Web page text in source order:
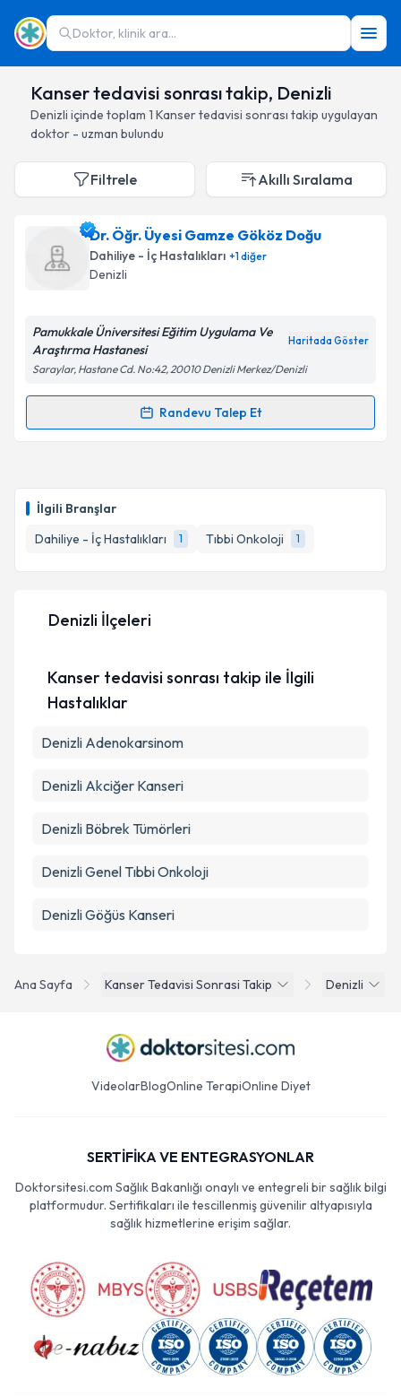
Doktor, klinik ara...
Kanser tedavisi sonrası takip, Denizli
Denizli içinde toplam 1 Kanser tedavisi sonrası takip uygulayan
doktor - uzman bulundu
İlgili Branşlar
Dahiliye - İç Hastalıkları
1 Tıbbi Onkoloji 1
Filtrele Akıllı Sıralama
Dr. Öğr. Üyesi Gamze Gököz Doğu
Dahiliye - İç Hastalıkları +1diğer
Denizli
Pamukkale Üniversitesi Eğitim Uygulama Ve
Araştırma Hastanesi
Haritada Göster
Saraylar, Hastane Cd. No:42, 20010 Denizli Merkez/Denizli
Randevu Talep Et
Randevu Takvimi Talebi
almanız için bir takvim hazırlandığında e-posta ile
bilgilendireceğiz.
E-posta Adresiniz
Metni'ni okudum ve kişisel verilerimin belirtilen
kapsamda işlenmesini kabul ediyorum.
Takvim Talebini Gönder
Ana Sayfa Kanser Tedavisi Sonrasi Takip Denizli
Denizli İlçeleri
Kanser tedavisi sonrası takip ile İlgili
Hastalıklar
Denizli Adenokarsinom
Denizli Akciğer Kanseri
Denizli Böbrek Tümörleri
Denizli Genel Tıbbi Onkoloji
Denizli Göğüs Kanseri
VideolarBlogOnline TerapiOnline Diyet
SERTİFİKA VE ENTEGRASYONLAR
Doktorsitesi.com Sağlık Bakanlığı onaylı ve entegreli bir sağlık bilgi
platformudur. Sertifikaları ile tescillenmiş güvenilir altyapısıyla
sağlık hizmetlerine erişim sağlar.